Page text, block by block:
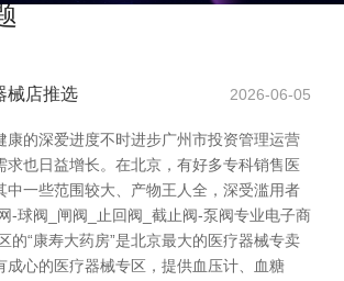
械店推选 2026-06-05
康的深爱进度不时进步广州市投资管理运营
求也日益增长。在北京，有好多专科销售医
中一些范围较大、产物王人全，深受滥用者
-球阀_闸阀_止回阀_截止阀-泵阀专业电子商
的“康寿大药房”是北京最大的医疗器械专卖
成心的医疗器械专区，提供血压计、血糖